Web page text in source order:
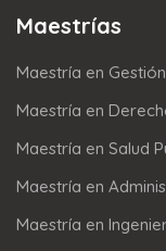
Maestrías
Maestría en
Maestría en
Maestría en Salud
Maestría en
Maestría en